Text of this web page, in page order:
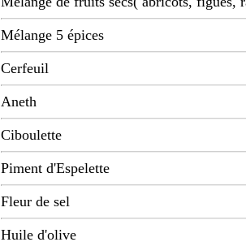
Mélange 5 épices
Cerfeuil
Aneth
Ciboulette
Piment d'Espelette
Fleur de sel
Huile d'olive